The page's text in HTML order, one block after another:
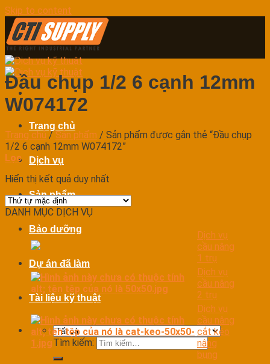
Skip to content
Trang chủ
Dịch vụ
Sản phẩm
Bảo dưỡng
Dự án đã làm
Tài liệu kỹ thuật
Tìm kiếm:
Đầu chụp 1/2 6 cạnh 12mm
W074172
Trang chủ / Sản phẩm / Sản phẩm được gắn thẻ “Đầu chụp
1/2 6 cạnh 12mm W074172”
Lọc
Hiển thị kết quả duy nhất
DANH MỤC DỊCH VỤ
Dịch vụ
cầu nâng
1 trụ
Dịch vụ
cầu nâng
2 trụ
Dịch vụ
cầu nâng
cắt kéo
nâng
bụng